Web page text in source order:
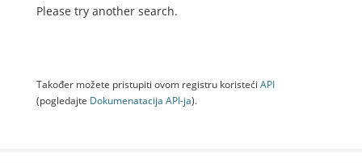
Please try another search.
Također možete pristupiti ovom registru koristeći API
(pogledajte Dokumenаtаcijа API-jа).